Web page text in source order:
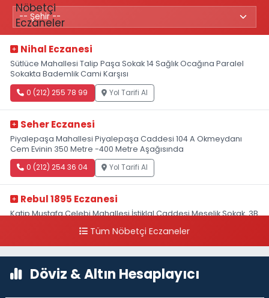
Nihal Eczanesi
Sütlüce Mahallesi Talip Paşa Sokak 14 Sağlık Ocağına Paralel
Sokakta Bademlik Cami Karşısı
0 (212) 255 78 99 Yol Tarifi Al
Seher Eczanesi
Piyalepaşa Mahallesi Piyalepaşa Caddesi 104 A Okmeydanı
Cem Evinin 350 Metre -400 Metre Aşağısında
0 (212) 254 36 04 Yol Tarifi Al
Rebul 1895 Eczanesi
Katip Mustafa Çelebi Mahallesi İstiklal Caddesi Meşelik Sokak, 3B
Tüm Nöbetçi Eczaneler
Döviz & Altın Hesaplayıcı